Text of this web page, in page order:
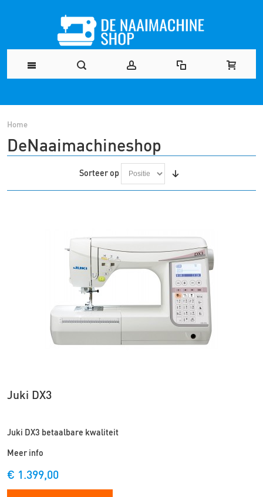
Home
DeNaaimachineshop
Sorteer op
Juki DX3
Juki DX3 betaalbare kwaliteit
Meer info
€ 1.399,00